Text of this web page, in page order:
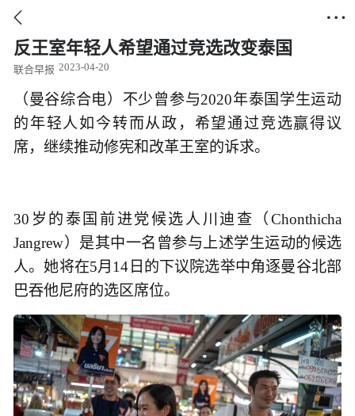
 
反王室年轻人希望通过竞选改变泰国
联合早报 2023-04-20
（曼谷综合电）不少曾参与2020年泰国学生运动
的年轻人如今转而从政，希望通过竞选赢得议
席，继续推动修宪和改革王室的诉求。
30岁的泰国前进党候选人川迪查（Chonthicha
Jangrew）是其中一名曾参与上述学生运动的候选
人。她将在5月14日的下议院选举中角逐曼谷北部
巴吞他尼府的选区席位。